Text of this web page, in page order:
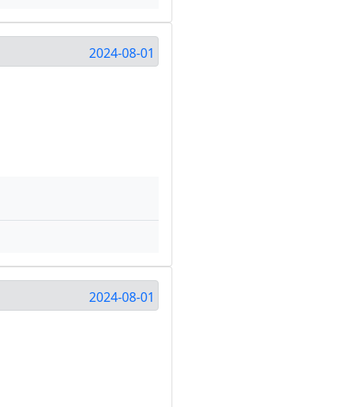
2024-08-01
2024-08-01